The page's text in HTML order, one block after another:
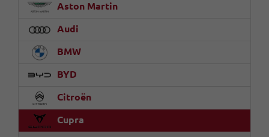
Aston Martin
Audi
BMW
BYD
Citroën
Cupra